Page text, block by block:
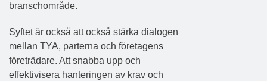
branschområde.
Syftet är också att också stärka dialogen
mellan TYA, parterna och företagens
företrädare. Att snabba upp och
effektivisera hanteringen av krav och